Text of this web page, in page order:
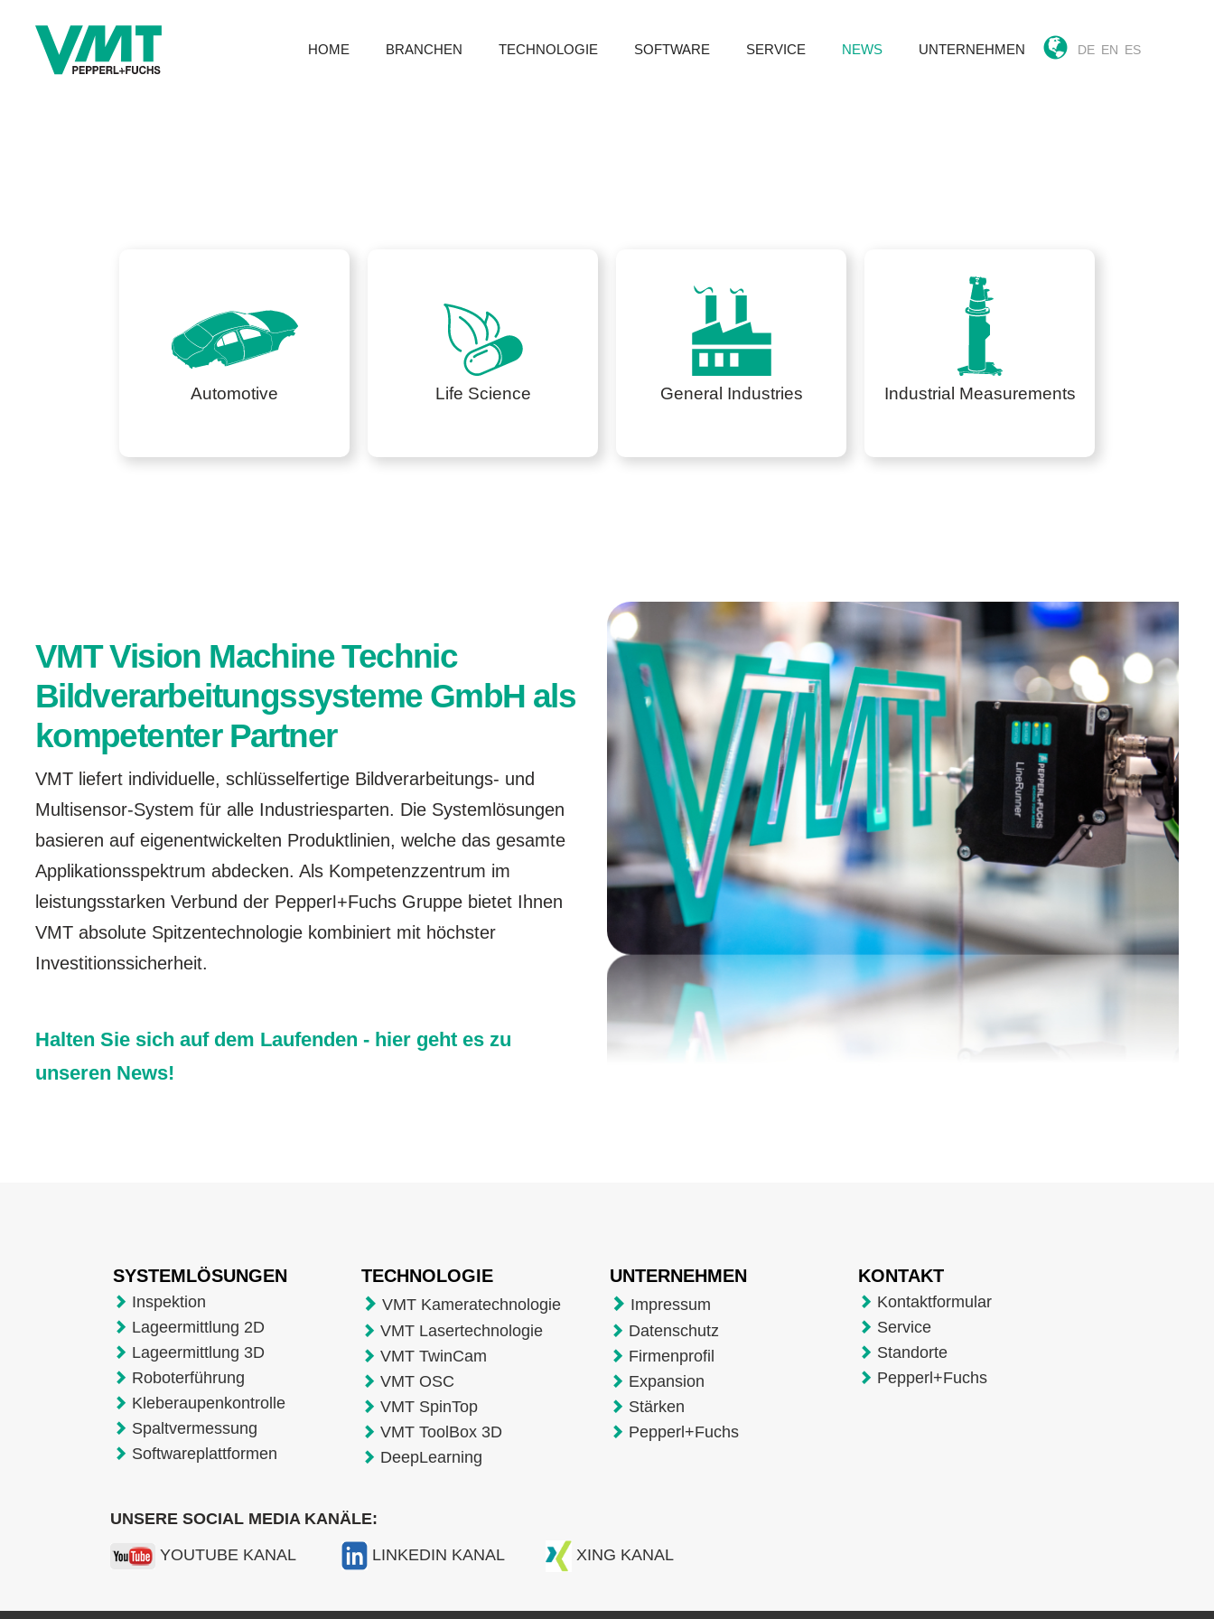
HOME BRANCHEN TECHNOLOGIE SOFTWARE SERVICE NEWS UNTERNEHMEN DE EN ES
Automotive Life Science General Industries Industrial Measurements
VMT Vision Machine Technic
Bildverarbeitungssysteme GmbH als
kompetenter Partner
VMT liefert individuelle, schlüsselfertige Bildverarbeitungs- und
Multisensor-System für alle Industriesparten. Die Systemlösungen
basieren auf eigenentwickelten Produktlinien, welche das gesamte
Applikationsspektrum abdecken. Als Kompetenzzentrum im
leistungsstarken Verbund der Pepperl+Fuchs Gruppe bietet Ihnen
VMT absolute Spitzentechnologie kombiniert mit höchster
Investitionssicherheit.
Halten Sie sich auf dem Laufenden - hier geht es zu
unseren News!
SYSTEMLÖSUNGEN
Inspektion
Lageermittlung 2D
Lageermittlung 3D
Roboterführung
Kleberaupenkontrolle
Spaltvermessung
Softwareplattformen
TECHNOLOGIE
VMT Kameratechnologie
VMT Lasertechnologie
VMT TwinCam
VMT OSC
VMT SpinTop
VMT ToolBox 3D
DeepLearning
UNTERNEHMEN
Impressum
Datenschutz
Firmenprofil
Expansion
Stärken
Pepperl+Fuchs
KONTAKT
Kontaktformular
Service
Standorte
Pepperl+Fuchs
UNSERE SOCIAL MEDIA KANÄLE:
YOUTUBE KANAL LINKEDIN KANAL XING KANAL